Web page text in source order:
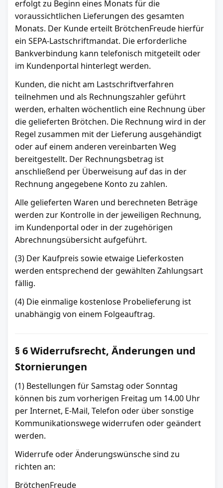
erfolgt zu Beginn eines Monats für die
voraussichtlichen Lieferungen des gesamten
Monats. Der Kunde erteilt BrötchenFreude hierfür
ein SEPA-Lastschriftmandat. Die erforderliche
Bankverbindung kann telefonisch mitgeteilt oder
im Kundenportal hinterlegt werden.
Kunden, die nicht am Lastschriftverfahren
teilnehmen und als Rechnungszahler geführt
werden, erhalten wöchentlich eine Rechnung über
die gelieferten Brötchen. Die Rechnung wird in der
Regel zusammen mit der Lieferung ausgehändigt
oder auf einem anderen vereinbarten Weg
bereitgestellt. Der Rechnungsbetrag ist
anschließend per Überweisung auf das in der
Rechnung angegebene Konto zu zahlen.
Alle gelieferten Waren und berechneten Beträge
werden zur Kontrolle in der jeweiligen Rechnung,
im Kundenportal oder in der zugehörigen
Abrechnungsübersicht aufgeführt.
(3) Der Kaufpreis sowie etwaige Lieferkosten
werden entsprechend der gewählten Zahlungsart
fällig.
(4) Die einmalige kostenlose Probelieferung ist
unabhängig von einem Folgeauftrag.
§ 6 Widerrufsrecht, Änderungen und
Stornierungen
(1) Bestellungen für Samstag oder Sonntag
können bis zum vorherigen Freitag um 14.00 Uhr
per Internet, E-Mail, Telefon oder über sonstige
Kommunikationswege widerrufen oder geändert
werden.
Widerrufe oder Änderungswünsche sind zu
richten an:
BrötchenFreude